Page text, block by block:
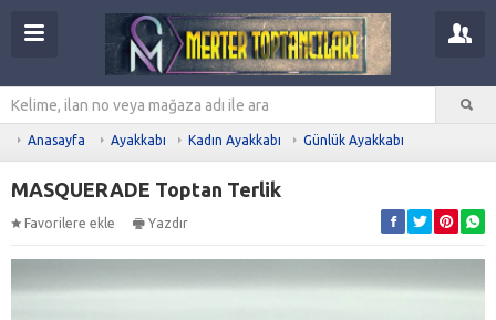
Anasayfa Ayakkabı Kadın Ayakkabı Günlük Ayakkabı
MASQUERADE Toptan Terlik
Favorilere ekle Yazdır